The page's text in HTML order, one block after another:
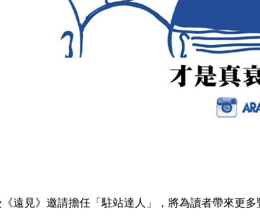
遠見》邀請擔任「駐站達人」，將為讀者帶來更